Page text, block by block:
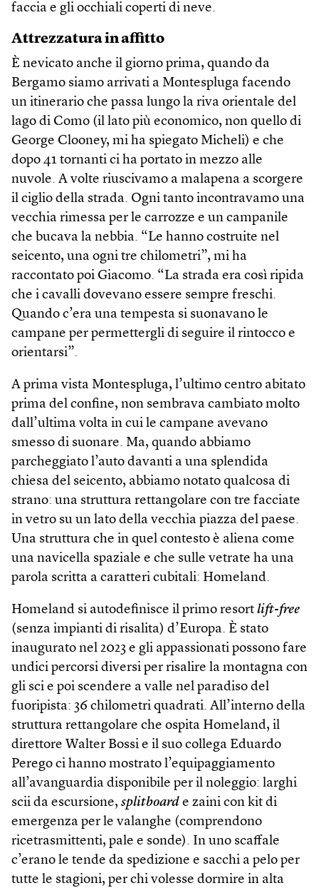
faccia e gli occhiali coperti di neve.
Attrezzatura in affitto
È nevicato anche il giorno prima, quando da
Bergamo siamo arrivati a Montespluga facendo
un itinerario che passa lungo la riva orientale del
lago di Como (il lato più economico, non quello di
George Clooney, mi ha spiegato Micheli) e che
dopo 41 tornanti ci ha portato in mezzo alle
nuvole. A volte riuscivamo a malapena a scorgere
il ciglio della strada. Ogni tanto incontravamo una
vecchia rimessa per le carrozze e un campanile
che bucava la nebbia. “Le hanno costruite nel
seicento, una ogni tre chilometri”, mi ha
raccontato poi Giacomo. “La strada era così ripida
che i cavalli dovevano essere sempre freschi.
Quando c’era una tempesta si suonavano le
campane per permettergli di seguire il rintocco e
orientarsi”.
A prima vista Montespluga, l’ultimo centro abitato
prima del confine, non sembrava cambiato molto
dall’ultima volta in cui le campane avevano
smesso di suonare. Ma, quando abbiamo
parcheggiato l’auto davanti a una splendida
chiesa del seicento, abbiamo notato qualcosa di
strano: una struttura rettangolare con tre facciate
in vetro su un lato della vecchia piazza del paese.
Una struttura che in quel contesto è aliena come
una navicella spaziale e che sulle vetrate ha una
parola scritta a caratteri cubitali: Homeland.
Homeland si autodefinisce il primo resort lift-free
(senza impianti di risalita) d’Europa. È stato
inaugurato nel 2023 e gli appassionati possono fare
undici percorsi diversi per risalire la montagna con
gli sci e poi scendere a valle nel paradiso del
fuoripista: 36 chilometri quadrati. All’interno della
struttura rettangolare che ospita Home­land, il
direttore Walter Bossi e il suo collega Eduardo
Perego ci hanno mostrato l’equipaggiamento
all’avanguardia disponibile per il noleggio: larghi
scii da escursione, splitboard e zaini con kit di
emergenza per le valanghe (comprendono
ricetrasmittenti, pale e sonde). In uno scaffale
c’erano le tende da spedizione e sacchi a pelo per
tutte le stagioni, per chi volesse dormire in alta